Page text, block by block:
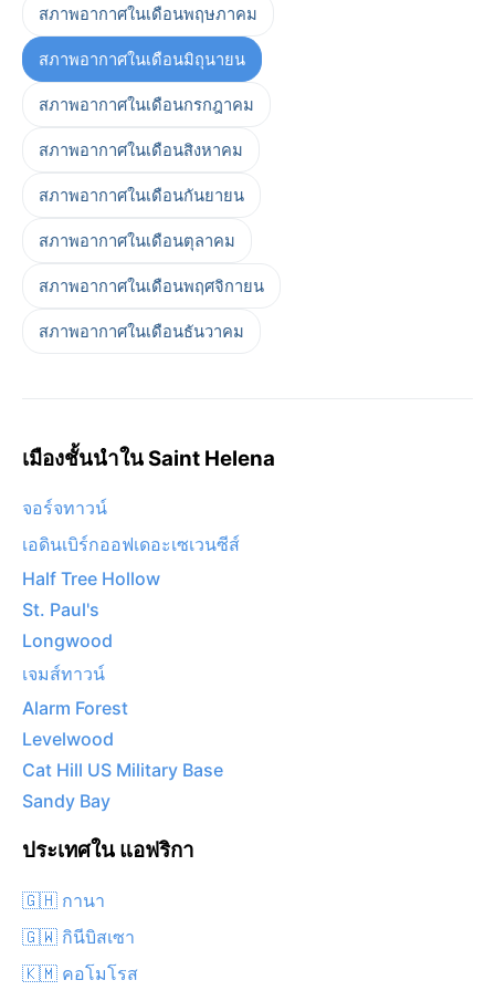
สภาพอากาศในเดือนพฤษภาคม
สภาพอากาศในเดือนมิถุนายน
สภาพอากาศในเดือนกรกฎาคม
สภาพอากาศในเดือนสิงหาคม
สภาพอากาศในเดือนกันยายน
สภาพอากาศในเดือนตุลาคม
สภาพอากาศในเดือนพฤศจิกายน
สภาพอากาศในเดือนธันวาคม
เมืองชั้นนำใน Saint Helena
จอร์จทาวน์
เอดินเบิร์กออฟเดอะเซเวนซีส์
Half Tree Hollow
St. Paul's
Longwood
เจมส์ทาวน์
Alarm Forest
Levelwood
Cat Hill US Military Base
Sandy Bay
ประเทศใน แอฟริกา
🇬🇭 กานา
🇬🇼 กินีบิสเซา
🇰🇲 คอโมโรส